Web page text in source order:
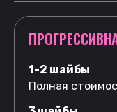
1-2 шайбы
Полная